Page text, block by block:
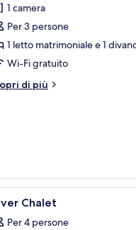
1 camera
Per 3 persone
1 letto matrimoniale e 1
Wi-Fi gratuito
di più
3 Chalet
Per 4 persone